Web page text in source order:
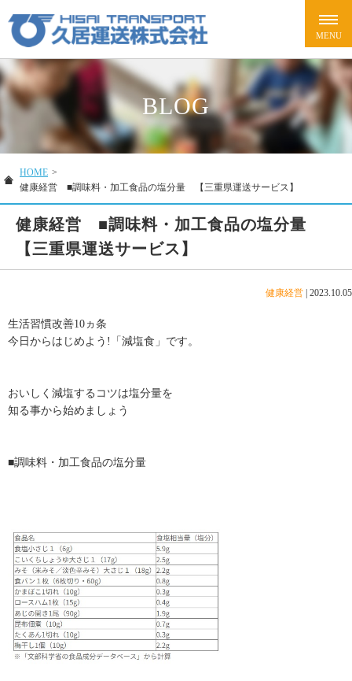
BLOG
HOME >
健康経営 ■調味料・加工食品の塩分量 【三重県運送サービス】
健康経営 ■調味料・加工食品の塩分量
【三重県運送サービス】
健康経営 2023.10.05
生活習慣改善10ヵ条
今日からはじめよう!「減塩食」です。
おいしく減塩するコツは塩分量を
知る事から始めましょう
■調味料・加工食品の塩分量